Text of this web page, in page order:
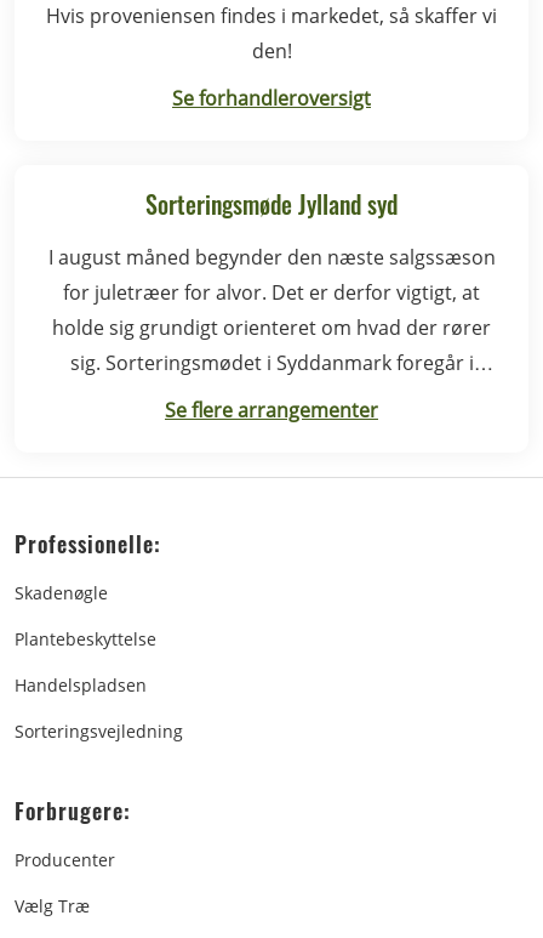
Hvis proveniensen findes i markedet, så skaffer vi
den!
Se forhandleroversigt
Sorteringsmøde Jylland syd
I august måned begynder den næste salgssæson
for juletræer for alvor. Det er derfor vigtigt, at
holde sig grundigt orienteret om hvad der rører
sig. Sorteringsmødet i Syddanmark foregår i
Se flere arrangementer
Professionelle:
Skadenøgle
Plantebeskyttelse
Handelspladsen
Sorteringsvejledning
Forbrugere:
Producenter
Vælg Træ